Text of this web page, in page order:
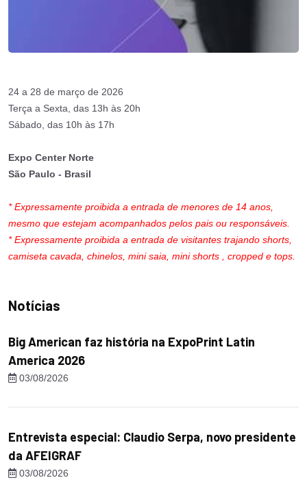
24 a 28 de março de 2026
Terça a Sexta, das 13h às 20h
Sábado, das 10h às 17h
Expo Center Norte
São Paulo - Brasil
* Expressamente proibida a entrada de menores de 14 anos,
mesmo que estejam acompanhados pelos pais ou responsáveis.
* Expressamente proibida a entrada de visitantes trajando shorts,
camiseta cavada, chinelos, mini saia, mini shorts , cropped e tops.
Notícias
Big American faz história na ExpoPrint Latin
America 2026
03/08/2026
Entrevista especial: Claudio Serpa, novo presidente
da AFEIGRAF
03/08/2026